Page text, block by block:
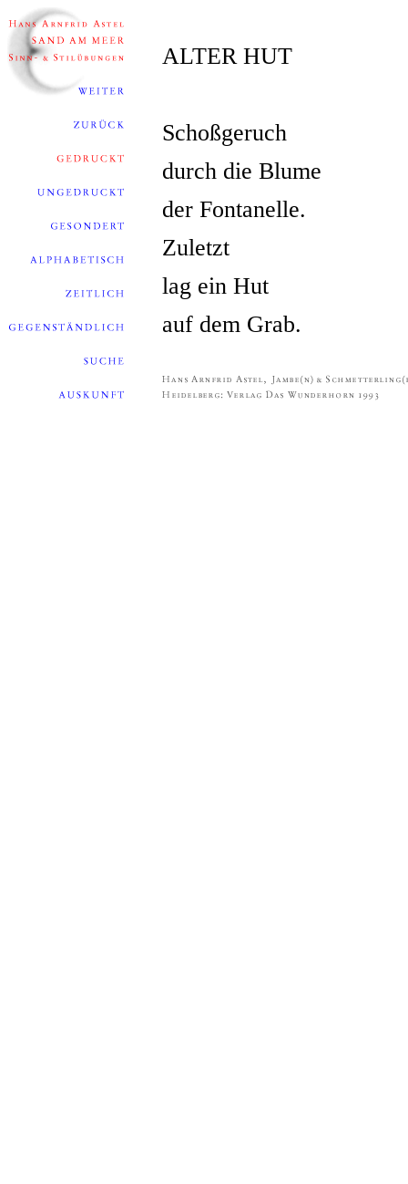
ALTER HUT
Schoßgeruch
durch die Blume
der Fontanelle.
Zuletzt
lag ein Hut
auf dem Grab.